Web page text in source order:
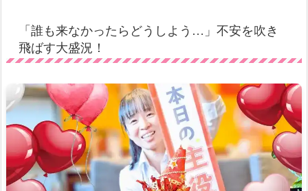
「誰も来なかったらどうしよう…」不安を吹き
飛ばす大盛況！